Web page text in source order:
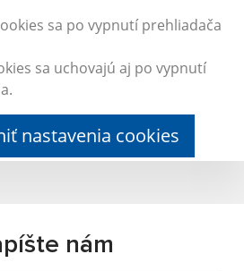
sa po vypnutí prehliadača
sa uchovajú aj po vypnutí
nastavenia cookies
nám